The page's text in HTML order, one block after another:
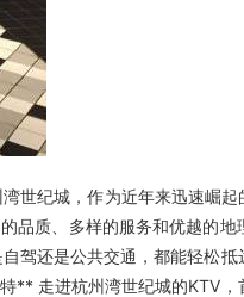
纪城，作为近年来迅速崛起
品质、多样的服务和优越的
驾还是公共交通，都能轻松
** 走进杭州湾世纪城的KTV，